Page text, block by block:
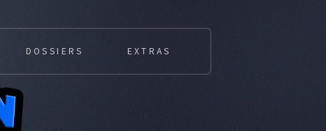
DOSSIERS EXTRAS